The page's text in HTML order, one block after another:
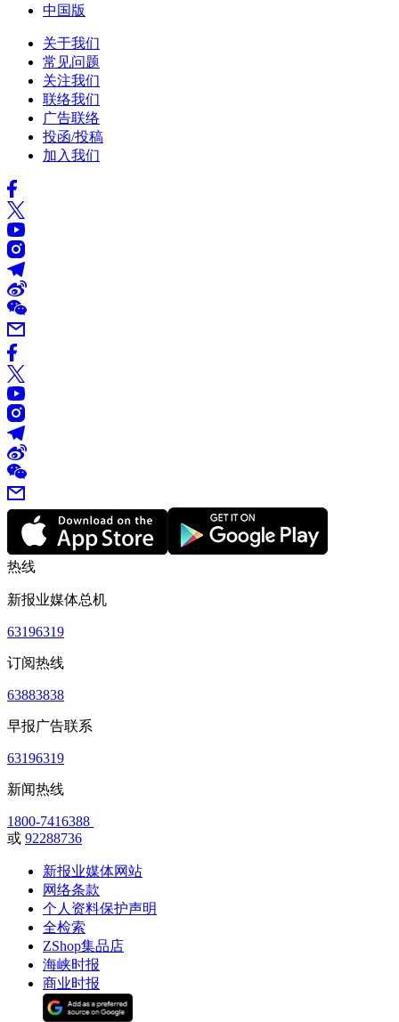
中国版
关于我们
常见问题
关注我们
联络我们
广告联络
投函/投稿
加入我们
热线
新报业媒体总机
63196319
订阅热线
63883838
早报广告联系
63196319
新闻热线
1800-7416388
或 92288736
新报业媒体网站
网络条款
个人资料保护声明
全检索
ZShop集品店
海峡时报
商业时报